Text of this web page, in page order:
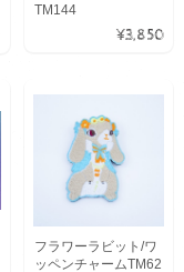
TM144
¥3,850
フラワーラビット/ワ
ッペンチャームTM62